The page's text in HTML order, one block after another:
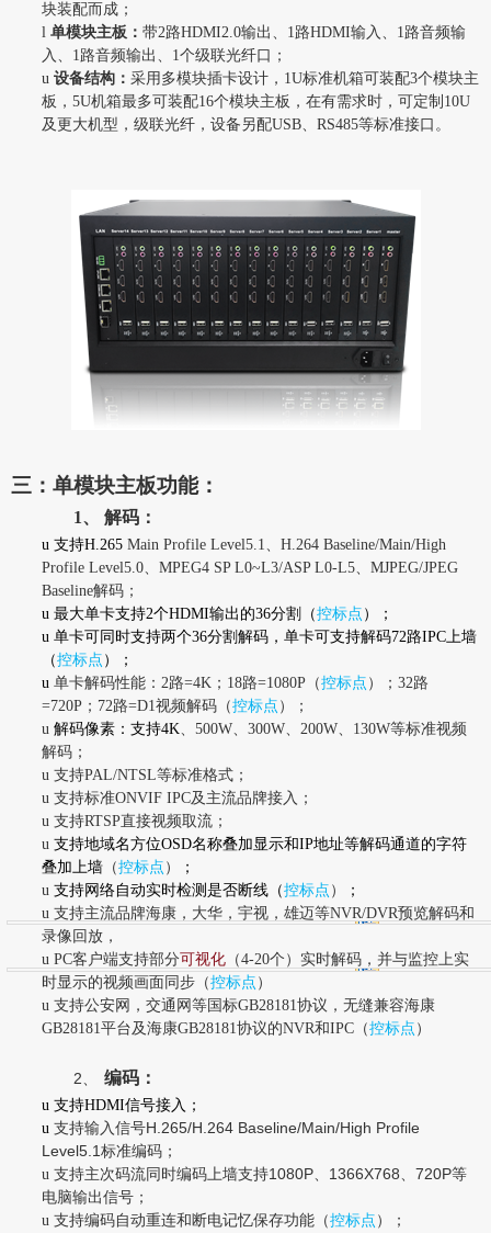
块装配而成；
l 单模块主板： 带2路HDMI2.0输出、1路HDMI输入、1路音频输
入、1路音频输出、1个级联光纤口；
u 设备结构： 采用多模块插卡设计，1U标准机箱可装配3个模块主
板，5U机箱最多可装配16个模块主板，在有需求时，可定制10U
及更大机型，级联光纤，设备另配USB、RS485等标准接口。
三：单模块主板功能：
1、 解码：
u 支持H.265 Main Profile Level5.1、H.264 Baseline/Main/High
Profile Level5.0、MPEG4 SP L0~L3/ASP L0-L5、MJPEG/JPEG
Baseline解码；
u 最大单卡支持2个HDMI输出的36分割（控标点 ）；
u 单卡可同时支持两个36分割解码，单卡可支持解码72路IPC上墙
（控标点 ）；
u 单卡解码性能：2路=4K；18路=1080P（控标点 ）；32路
=720P；72路=D1视频解码（控标点 ）；
u 解码像素：支持4K、500W、300W、200W、130W等标准视频
解码；
u 支持PAL/NTSL等标准格式；
u 支持标准ONVIF IPC及主流品牌接入；
u 支持RTSP直接视频取流；
u 支持地域名方位OSD名称叠加显示和IP地址等解码通道的字符
叠加上墙 （控标点 ）
；
u 支持网络自动实时检测是否断线（控标点 ）
；
u 支持主流品牌海康，大华，宇视，雄迈等NVR/DVR预览解码和
录像回放，
u PC客户端支持部分可视化 （4-20个）实时解码，并与监控上实
时显示的视频画面同步（控标点 ）
u 支持公安网，交通网等国标GB28181协议，无缝兼容海康
GB28181平台及海康GB28181协议的NVR和IPC（控标点 ）
2、 编码：
u 支持HDMI信号接入；
u 支持输入信号H.265/H.264 Baseline/Main/High Profile
Level5.1 标准编码 ；
u 支持主次码流同时编码上墙支持1080P、 1366X768、 720P等
电脑输出信号 ；
u 支持编码自动重连和断电记忆保存功能（控标点 ）；